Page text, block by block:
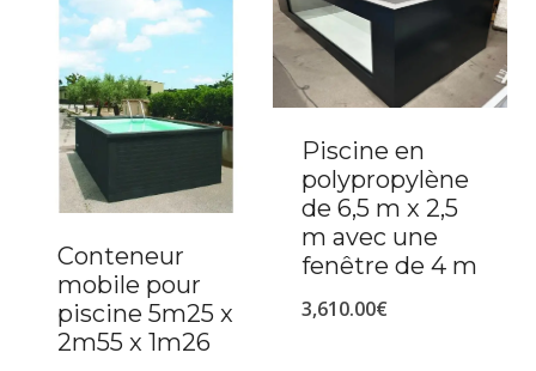
Conteneur
mobile pour
piscine 5m25 x
2m55 x 1m26
Piscine en
polypropylène
de 6,5 m x 2,5
m avec une
fenêtre de 4 m
3,610.00€